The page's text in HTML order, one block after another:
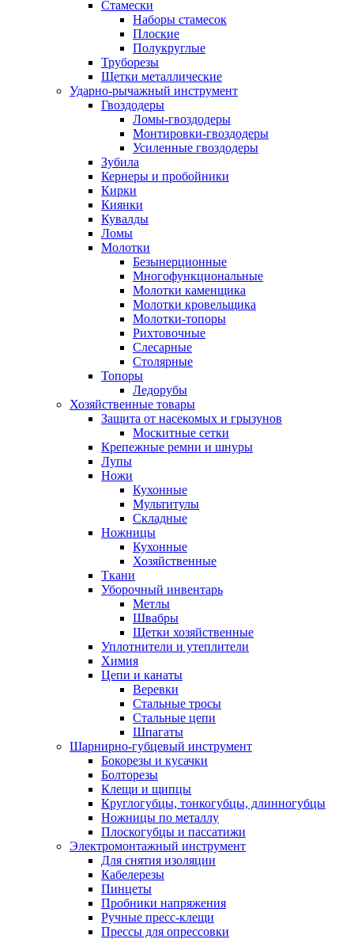
Стамески
Наборы стамесок
Плоские
Полукруглые
Труборезы
Щетки металлические
Ударно-рычажный инструмент
Гвоздодеры
Ломы-гвоздодеры
Монтировки-гвоздодеры
Усиленные гвоздодеры
Зубила
Кернеры и пробойники
Кирки
Киянки
Кувалды
Ломы
Молотки
Безынерционные
Многофункциональные
Молотки каменщика
Молотки кровельщика
Молотки-топоры
Рихтовочные
Слесарные
Столярные
Топоры
Ледорубы
Хозяйственные товары
Защита от насекомых и грызунов
Москитные сетки
Крепежные ремни и шнуры
Лупы
Ножи
Кухонные
Мультитулы
Складные
Ножницы
Кухонные
Хозяйственные
Ткани
Уборочный инвентарь
Метлы
Швабры
Щетки хозяйственные
Уплотнители и утеплители
Химия
Цепи и канаты
Веревки
Стальные тросы
Стальные цепи
Шпагаты
Шарнирно-губцевый инструмент
Бокорезы и кусачки
Болторезы
Клещи и щипцы
Круглогубцы, тонкогубцы, длинногубцы
Ножницы по металлу
Плоскогубцы и пассатижи
Электромонтажный инструмент
Для снятия изоляции
Кабелерезы
Пинцеты
Пробники напряжения
Ручные пресс-клещи
Прессы для опрессовки